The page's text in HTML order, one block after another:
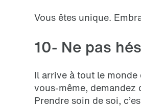
Vous êtes unique.
10- Ne pas
Il arrive à tout le
vous-même, demandez
Prendre soin de soi,